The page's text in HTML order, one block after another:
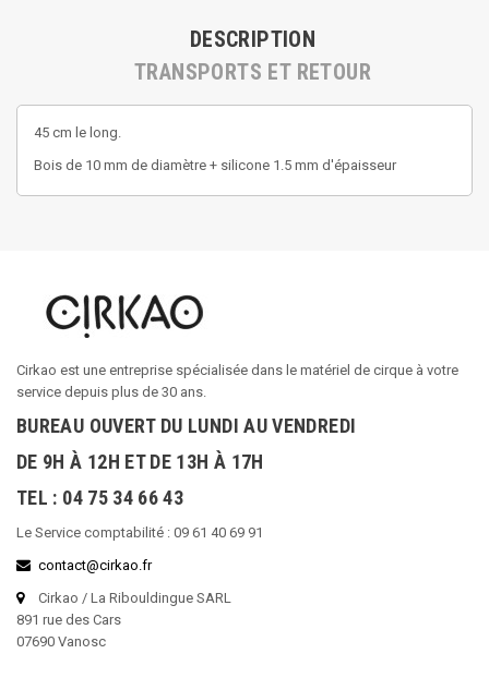
DESCRIPTION
TRANSPORTS ET RETOUR
45 cm le long.
Bois de 10 mm de diamètre + silicone 1.5 mm d'épaisseur
Cirkao est une entreprise spécialisée dans le matériel de cirque à votre
service depuis plus de 30 ans.
BUREAU OUVERT DU LUNDI AU VENDREDI
DE 9H À 12H ET DE 13H À 17H
TEL : 04 75 34 66 43
Le Service comptabilité : 09 61 40 69 91
contact@cirkao.fr
Cirkao / La Ribouldingue SARL
891 rue des Cars
07690 Vanosc